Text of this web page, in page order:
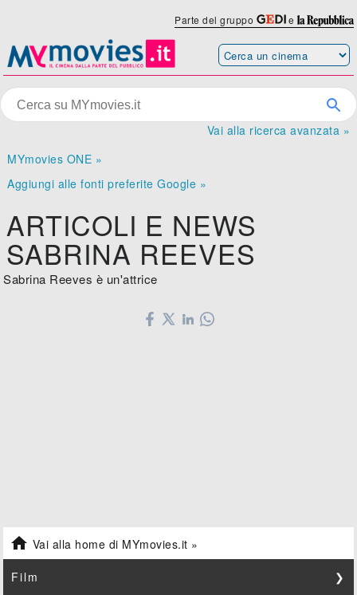
Parte del gruppo e
Vai alla ricerca avanzata »
MYmovies ONE »
Aggiungi alle fonti preferite Google »
ARTICOLI E NEWS
SABRINA REEVES
Sabrina Reeves è un'attrice
 Vai alla home di MYmovies.it »
Film ❯